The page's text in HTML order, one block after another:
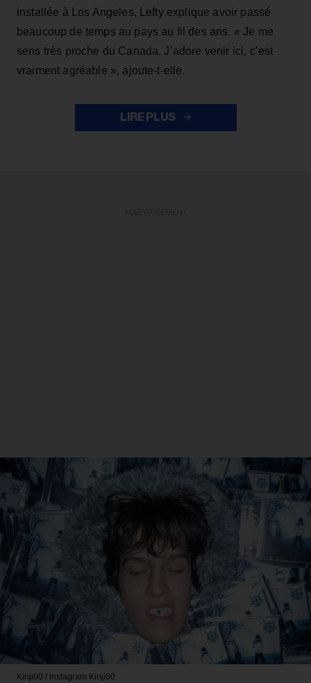
installée à Los Angeles, Lefty explique avoir passé
beaucoup de temps au pays au fil des ans. « Je me
sens très proche du Canada. J’adore venir ici, c’est
vraiment agréable », ajoute-t-elle.
LIRE PLUS
Kinji00 / Instagram Kinji00